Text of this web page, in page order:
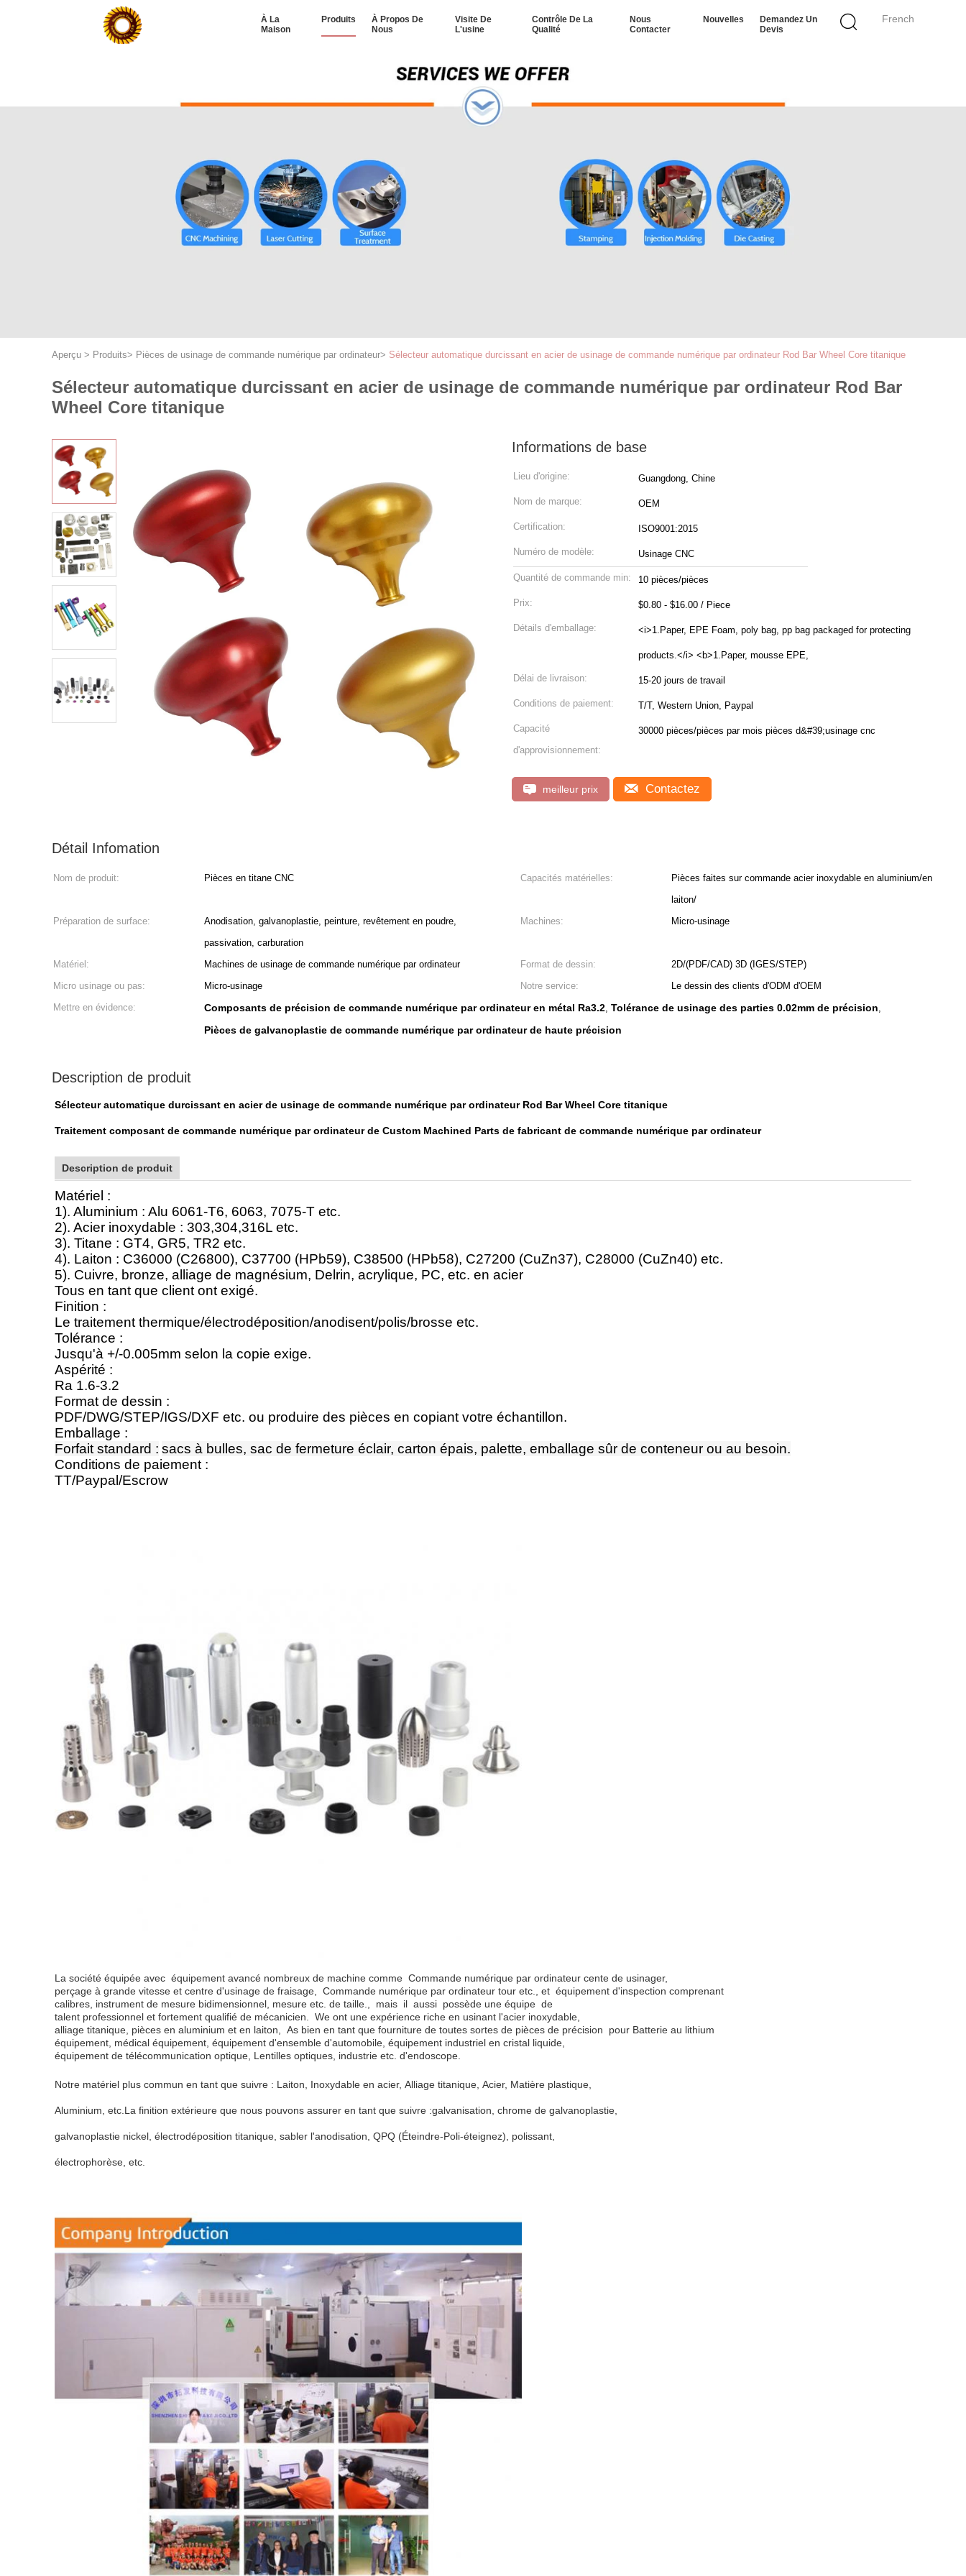
French
À La
Maison
Produits
À Propos De
Nous
Visite De
L'usine
Contrôle De La
Qualité
Nous
Contacter
Nouvelles
Demandez Un
Devis
Aperçu > Produits> Pièces de usinage de commande numérique par ordinateur> Sélecteur automatique durcissant en acier de usinage de commande numérique par ordinateur Rod Bar Wheel Core titanique
Sélecteur automatique durcissant en acier de usinage de commande numérique par ordinateur Rod Bar
Wheel Core titanique
Informations de base
Lieu d'origine: Guangdong, Chine
Nom de marque: OEM
Certification: ISO9001:2015
Numéro de modèle: Usinage CNC
Quantité de commande min: 10 pièces/pièces
Prix: $0.80 - $16.00 / Piece
Détails d'emballage: <i>1.Paper, EPE Foam, poly bag, pp bag packaged for protecting
products.</i> <b>1.Paper, mousse EPE,
Délai de livraison: 15-20 jours de travail
Conditions de paiement: T/T, Western Union, Paypal
Capacité
d'approvisionnement:
30000 pièces/pièces par mois pièces d&#39;usinage cnc
meilleur prix Contactez
Détail Infomation
Nom de produit: Pièces en titane CNC Capacités matérielles:
Pièces faites sur commande acier inoxydable en aluminium/en
laiton/
Préparation de surface:
Anodisation, galvanoplastie, peinture, revêtement en poudre,
passivation, carburation
Machines: Micro-usinage
Matériel: Machines de usinage de commande numérique par ordinateur Format de dessin:
2D/(PDF/CAD) 3D (IGES/STEP)
Micro usinage ou pas:
Micro-usinage Notre service:
Le dessin des clients d'ODM d'OEM
Mettre en évidence:
Composants de précision de commande numérique par ordinateur en métal Ra3.2, Tolérance de usinage des parties 0.02mm de précision,
Pièces de galvanoplastie de commande numérique par ordinateur de haute précision
Description de produit
Sélecteur automatique durcissant en acier de usinage de commande numérique par ordinateur Rod Bar Wheel Core titanique
Traitement composant de commande numérique par ordinateur de Custom Machined Parts de fabricant de commande numérique par ordinateur
Description de produit
Matériel :
1). Aluminium : Alu 6061-T6, 6063, 7075-T etc.
2). Acier inoxydable : 303,304,316L etc.
3). Titane : GT4, GR5, TR2 etc.
4). Laiton : C36000 (C26800), C37700 (HPb59), C38500 (HPb58), C27200 (CuZn37), C28000 (CuZn40) etc.
5). Cuivre, bronze, alliage de magnésium, Delrin, acrylique, PC, etc. en acier
Tous en tant que client ont exigé.
Finition :
Le traitement thermique/électrodéposition/anodisent/polis/brosse etc.
Tolérance :
Jusqu'à +/-0.005mm selon la copie exige.
Aspérité :
Ra 1.6-3.2
Format de dessin :
PDF/DWG/STEP/IGS/DXF etc. ou produire des pièces en copiant votre échantillon.
Emballage :
Forfait standard : sacs à bulles, sac de fermeture éclair, carton épais, palette, emballage sûr de conteneur ou au besoin.
Conditions de paiement :
TT/Paypal/Escrow
La société équipée avec équipement avancé nombreux de machine comme Commande numérique par ordinateur cente de usinager,
perçage à grande vitesse et centre d'usinage de fraisage,
Commande numérique par ordinateur tour etc. , et équipement d'inspection comprenant
calibres, instrument de mesure bidimensionnel, mesure etc. de taille. mais il aussi possède une équipe de
talent professionnel et fortement qualifié de mécanicien.
We ont une expérience riche en usinant l'acier inoxydable,
alliage titanique, pièces en aluminium et en laiton, As bien en tant que fourniture de toutes sortes de pièces de précision pour Batterie au lithium
équipement, médical équipement, équipement d'ensemble d'automobile, équipement industriel en cristal liquide,
équipement de télécommunication optique, Lentilles optiques, industrie etc. d'endoscope.
Notre matériel plus commun en tant que suivre : Laiton, Inoxydable en acier, Alliage titanique, Acier, Matière plastique
Aluminium, etc. La finition extérieure que nous pouvons assurer en tant que suivre :galvanisation, chrome de galvanoplastie,
galvanoplastie nickel, électrodéposition titanique, sabler l'anodisation, QPQ (Éteindre-Poli-éteignez), polissant,
électrophorèse, etc.